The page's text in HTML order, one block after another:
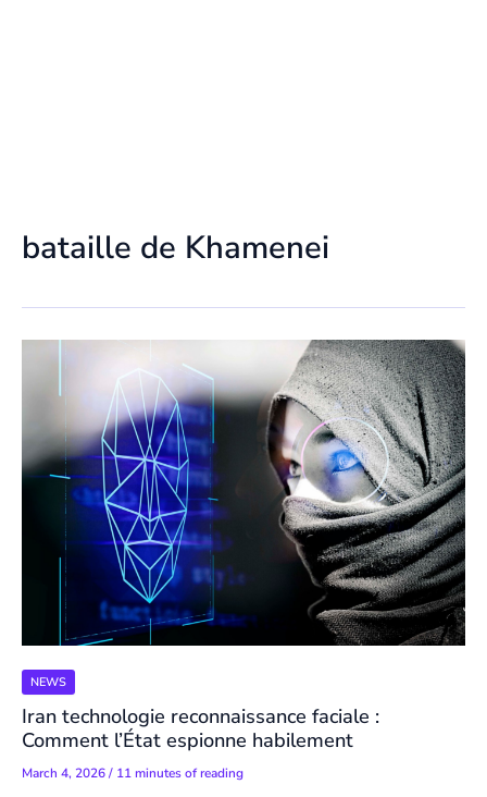
bataille de Khamenei
NEWS
Iran technologie reconnaissance faciale :
Comment l’État espionne habilement
March 4, 2026/ 11 minutes of reading